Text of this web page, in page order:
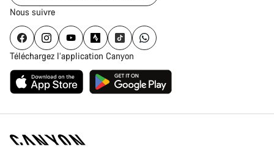
Nous suivre
Téléchargez l’application Canyon